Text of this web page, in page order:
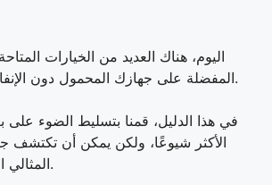
اليوم، هناك العديد من الخيارات
المفضلة على جهازك المحمول دون الإنفاق على قرش واحد.
في هذا الدليل، قمنا بتسليط الضوء
الأكثر شيوعًا، ولكن يمكن أن تكتشف
المثالي الذي يلبي احتياجاتك.